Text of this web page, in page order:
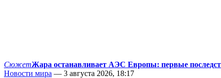
СюжетЖара останавливает АЭС Европы: первые
Новости мира — 3 августа 2026, 18:17